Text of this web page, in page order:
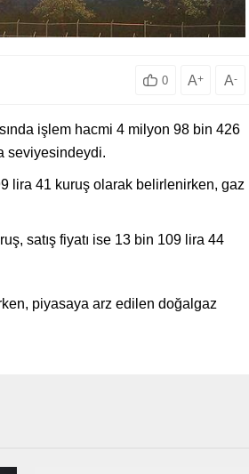
0 A+ A-
işlem hacmi 4 milyon 98 bin 426
seviyesindeydi.
lira 41 kuruş olarak belirlenirken, gaz
satış fiyatı ise 13 bin 109 lira 44
piyasaya arz edilen doğalgaz